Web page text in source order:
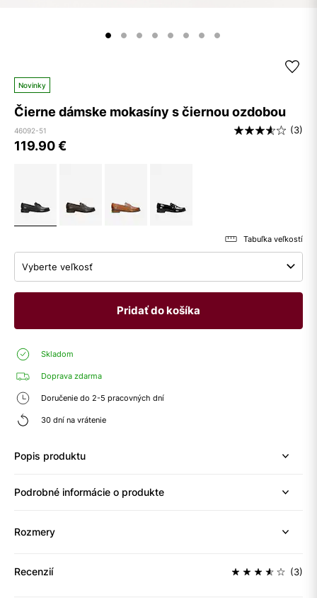
Novinky
Čierne dámske mokasíny s čiernou ozdobou
46092-51 (3)
119.90€
Tabuľka veľkostí
Vyberte veľkosť
Pridať do košíka
Skladom
Doprava zdarma
Doručenie do 2-5 pracovných dní
30 dní na vrátenie
Popis produktu
Podrobné informácie o produkte
Rozmery
Recenzií (3)